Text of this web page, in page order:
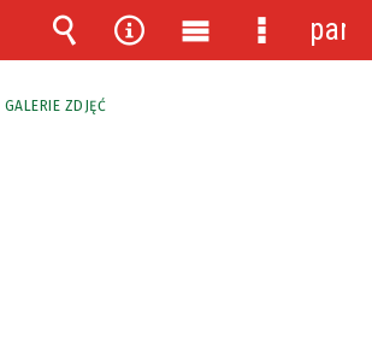
GALERIE ZDJĘĆ
Wyszukiwarka
Narzędzia
MenuMenu